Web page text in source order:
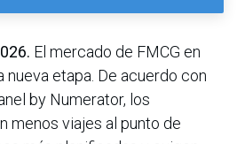
El mercado de FMCG en
nueva etapa. De acuerdo con
by Numerator, los
menos viajes al punto de